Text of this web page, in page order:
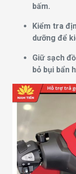
bấm.
Kiểm tra
dưỡng để
Giữ sạch
bỏ bụi bẩn